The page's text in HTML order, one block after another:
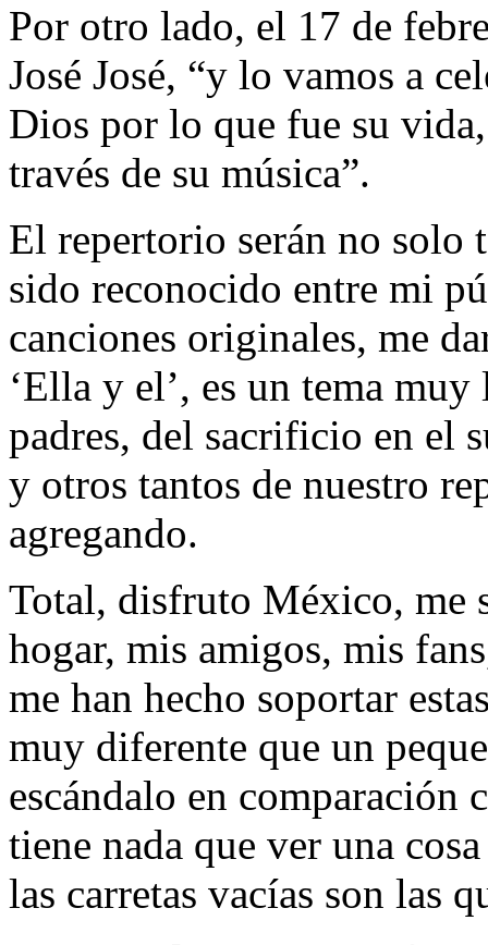
Por otro lado, el 17 de
José José, “y lo vamos a
Dios por lo que fue su
través de su música”.
El repertorio serán no solo
sido reconocido entre mi
canciones originales, me
‘Ella y el’, es un tema
padres, del sacrificio en el
y otros tantos de nuestro
agregando.
Total, disfruto México, me
hogar, mis amigos, mis
me han hecho soportar
muy diferente que un
escándalo en comparación
tiene nada que ver una
las carretas vacías son las